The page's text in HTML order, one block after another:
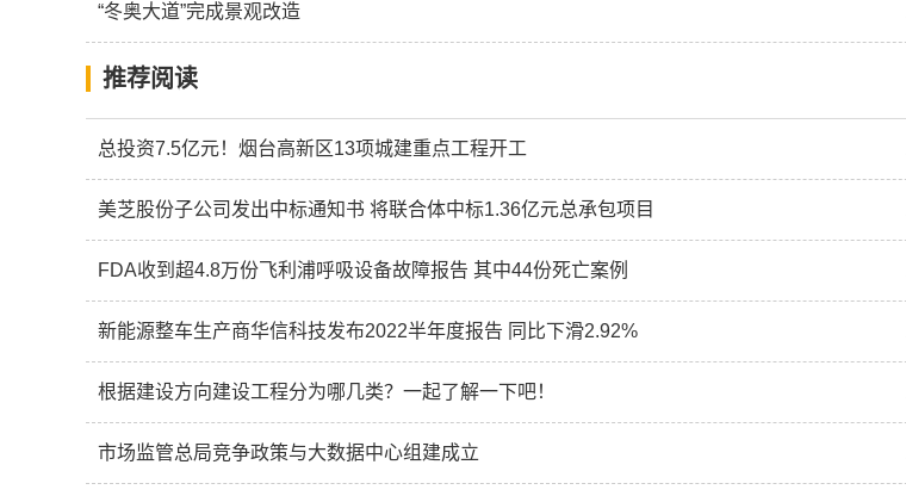
“冬奥大道”完成景观改造
推荐阅读
总投资7.5亿元！烟台高新区13项城建重点工程开工
美芝股份子公司发出中标通知书 将联合体中标1.36亿元总承包项目
FDA收到超4.8万份飞利浦呼吸设备故障报告 其中44份死亡案例
新能源整车生产商华信科技发布2022半年度报告 同比下滑2.92%
根据建设方向建设工程分为哪几类？一起了解一下吧！
市场监管总局竞争政策与大数据中心组建成立